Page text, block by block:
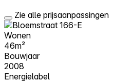
Zie alle prijsaanpassingen
Wonen
46m²
Bouwjaar
2008
Energielabel